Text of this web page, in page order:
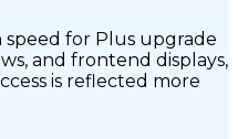
for Plus upgrade
and frontend displays,
is reflected more